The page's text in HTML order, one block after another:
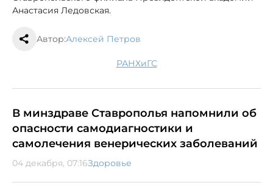
Анастасия Ледовская.
Автор:Алексей Петров
РАНХиГС
В минздраве Ставрополья напомнили об
опасности самодиагностики и
самолечения венерических заболеваний
04 декабря, 07:16Здоровье